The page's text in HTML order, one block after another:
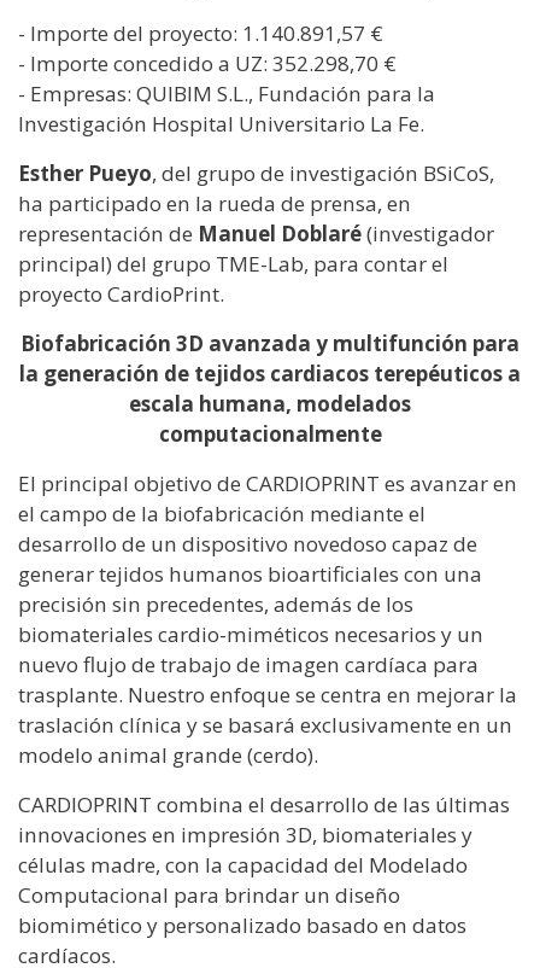
- Importe del proyecto: 1.140.891,57 €
- Importe concedido a UZ: 352.298,70 €
- Empresas: QUIBIM S.L., Fundación para la
Investigación Hospital Universitario La Fe.
Esther Pueyo, del grupo de investigación BSiCoS,
ha participado en la rueda de prensa, en
representación de Manuel Doblaré(investigador
principal) del grupo TME-Lab, para contar el
proyecto CardioPrint.
Biofabricación 3D avanzada y multifunción para
la generación de tejidos cardiacos terepéuticos a
escala humana, modelados
computacionalmente
El principal objetivo de CARDIOPRINT es avanzar en
el campo de la biofabricación mediante el
desarrollo de un dispositivo novedoso capaz de
generar tejidos humanos bioartificiales con una
precisión sin precedentes, además de los
biomateriales cardio-miméticos necesarios y un
nuevo flujo de trabajo de imagen cardíaca para
trasplante. Nuestro enfoque se centra en mejorar la
traslación clínica y se basará exclusivamente en un
modelo animal grande (cerdo).
CARDIOPRINT combina el desarrollo de las últimas
innovaciones en impresión 3D, biomateriales y
células madre, con la capacidad del Modelado
Computacional para brindar un diseño
biomimético y personalizado basado en datos
cardíacos.